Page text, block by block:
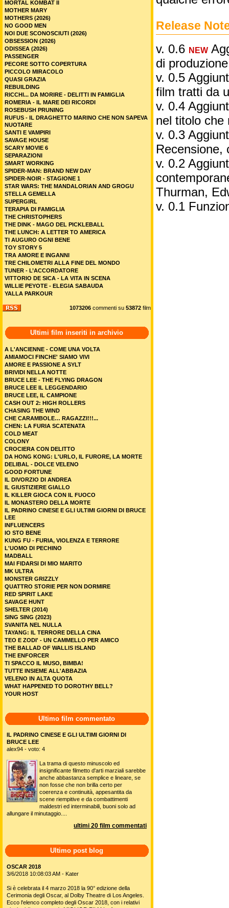
Release
v. 0.6 NEW
di
v. 0.5
film tratti da
v. 0.4
nel titolo che
v. 0.3
Recensione,
v. 0.2
Thurman,
v. 0.1
MORTAL KOMBAT II
MOTHER MARY
MOTHERS (2026)
NO GOOD MEN
NOI DUE SCONOSCIUTI (2026)
OBSESSION (2026)
ODISSEA (2026)
PASSENGER
PECORE SOTTO COPERTURA
PICCOLO MIRACOLO
QUASI GRAZIA
REBUILDING
RICCHI... DA MORIRE - DELITTI IN FAMIGLIA
ROMERIA - IL MARE DEI RICORDI
ROSEBUSH PRUNING
RUFUS - IL DRAGHETTO MARINO CHE NON SAPEVA
NUOTARE
SANTI E VAMPIRI
SAVAGE HOUSE
SCARY MOVIE 6
SEPARAZIONI
SMART WORKING
SPIDER-MAN: BRAND NEW DAY
SPIDER-NOIR - STAGIONE 1
STAR WARS: THE MANDALORIAN AND GROGU
STELLA GEMELLA
SUPERGIRL
TERAPIA DI FAMIGLIA
THE CHRISTOPHERS
THE DINK - MAGO DEL PICKLEBALL
THE LUNCH: A LETTER TO AMERICA
TI AUGURO OGNI BENE
TOY STORY 5
TRA AMORE E INGANNI
TRE CHILOMETRI ALLA FINE DEL MONDO
TUNER - L’ACCORDATORE
VITTORIO DE SICA - LA VITA IN SCENA
WILLIE PEYOTE - ELEGIA SABAUDA
YALLA PARKOUR
1073206 commenti su 53872 film
Ultimi film inseriti in archivio
A L'ANCIENNE - COME UNA VOLTA
AMIAMOCI FINCHE' SIAMO VIVI
AMORE E PASSIONE A SYLT
BRIVIDI NELLA NOTTE
BRUCE LEE - THE FLYING DRAGON
BRUCE LEE IL LEGGENDARIO
BRUCE LEE, IL CAMPIONE
CASH OUT 2: HIGH ROLLERS
CHASING THE WIND
CHE CARAMBOLE… RAGAZZI!!!...
CHEN: LA FURIA SCATENATA
COLD MEAT
COLONY
CROCIERA CON DELITTO
DA HONG KONG: L'URLO, IL FURORE, LA MORTE
DELIBAL - DOLCE VELENO
GOOD FORTUNE
IL DIVORZIO DI ANDREA
IL GIUSTIZIERE GIALLO
IL KILLER GIOCA CON IL FUOCO
IL MONASTERO DELLA MORTE
IL PADRINO CINESE E GLI ULTIMI GIORNI DI BRUCE
LEE
INFLUENCERS
IO STO BENE
KUNG FU - FURIA, VIOLENZA E TERRORE
L'UOMO DI PECHINO
MADBALL
MAI FIDARSI DI MIO MARITO
MK ULTRA
MONSTER GRIZZLY
QUATTRO STORIE PER NON DORMIRE
RED SPIRIT LAKE
SAVAGE HUNT
SHELTER (2014)
SING SING (2023)
SVANITA NEL NULLA
TAYANG: IL TERRORE DELLA CINA
TEO E ZODI' - UN CAMMELLO PER AMICO
THE BALLAD OF WALLIS ISLAND
THE ENFORCER
TI SPACCO IL MUSO, BIMBA!
TUTTE INSIEME ALL'ABBAZIA
VELENO IN ALTA QUOTA
WHAT HAPPENED TO DOROTHY BELL?
YOUR HOST
Ultimo film commentato
IL PADRINO CINESE E GLI ULTIMI GIORNI DI
BRUCE LEE
alex94 - voto: 4
La trama di questo minuscolo ed
insignificante filmetto d'arti marziali sarebbe
anche abbastanza semplice e lineare, se
non fosse che non brilla certo per
coerenza e continuità, appesantita da
scene riempitive e da combattimenti
maldestri ed interminabili, buoni solo ad
allungare il minutaggio....
ultimi 20 film commentati
Ultimo post blog
OSCAR 2018
3/6/2018 10:08:03 AM - Kater
Si è celebrata il 4 marzo 2018 la 90° edizione della
Cerimonia degli Oscar, al Dolby Theatre di Los Angeles.
Ecco l'elenco completo degli Oscar 2018, con i relativi